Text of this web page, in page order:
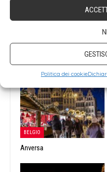
Politica dei cookie
BELGIO
Anversa